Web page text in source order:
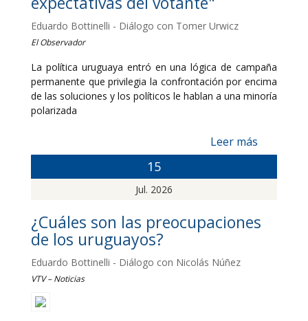
Eduardo Bottinelli - Diálogo con Tomer Urwicz
El Observador
La política uruguaya entró en una lógica de campaña
permanente que privilegia la confrontación por encima
de las soluciones y los políticos le hablan a una minoría
polarizada
Leer más
15
Jul. 2026
¿Cuáles son las preocupaciones
de los uruguayos?
Eduardo Bottinelli - Diálogo con Nicolás Núñez
VTV – Noticias